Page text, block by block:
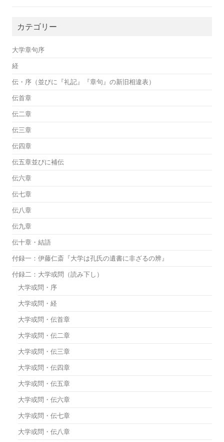
カテゴリー
大学章句序
経
伝・序（並びに『礼記』『章句』の新旧相違表）
伝首章
伝二章
伝三章
伝四章
伝五章並びに補伝
伝六章
伝七章
伝八章
伝九章
伝十章・結語
付録一：伊藤仁斎『大学は孔氏の遺書に非ざるの辨』
付録二：大学或問（読み下し）
大学或問・序
大学或問・経
大学或問・伝首章
大学或問・伝二章
大学或問・伝三章
大学或問・伝四章
大学或問・伝五章
大学或問・伝六章
大学或問・伝七章
大学或問・伝八章